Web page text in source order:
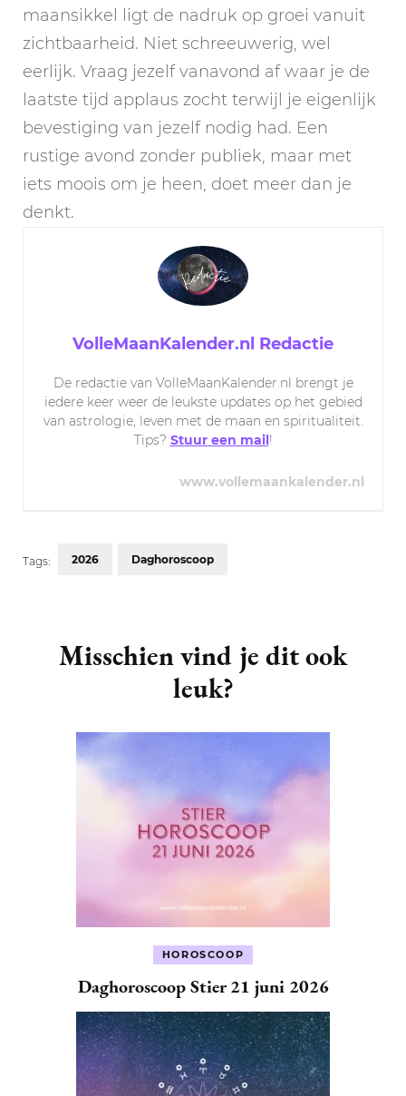
maansikkel ligt de nadruk op groei vanuit
zichtbaarheid. Niet schreeuwerig, wel
eerlijk. Vraag jezelf vanavond af waar je de
laatste tijd applaus zocht terwijl je eigenlijk
bevestiging van jezelf nodig had. Een
rustige avond zonder publiek, maar met
iets moois om je heen, doet meer dan je
denkt.
VolleMaanKalender.nl Redactie
De redactie van VolleMaanKalender.nl brengt je
iedere keer weer de leukste updates op het gebied
van astrologie, leven met de maan en spiritualiteit.
Tips? Stuur een mail !
www.vollemaankalender.nl
Tags: 2026 Daghoroscoop
Navigation
Misschien vind je dit ook
leuk?
HOROSCOOP
Daghoroscoop Stier 21 juni 2026